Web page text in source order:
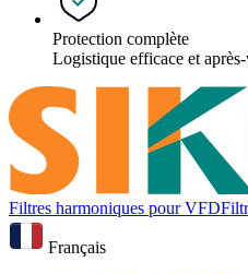
Protection complète
Logistique efficace et
Filtres harmoniques pour VFD
Français